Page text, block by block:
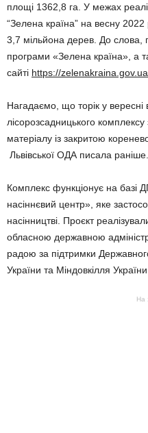
площі 1362,8 га. У межах
“Зелена країна” на весну
3,7 мільйона дерев. До слова,
програми «Зелена країна», а
сайті https://
Нагадаємо, що торік у вересні
лісорозсадницького
матеріалу із закритою
Львівської ОДА писала раніше.
Комплекс функціонує на базі
насіннєвий центр», яке
насінництві. Проєкт
обласною державною
радою за підтримки
України та Міндовкілля України.
На